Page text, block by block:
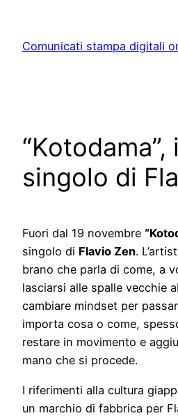
content
Comunicati stampa digitali
singolo di
Fuori dal 19 novembre
singolo di Flavio Zen.
brano che parla di come, a
lasciarsi alle spalle vecchie
cambiare mindset per
importa cosa o come,
restare in movimento e
mano che si procede.
I riferimenti alla cultura
un marchio di fabbrica per